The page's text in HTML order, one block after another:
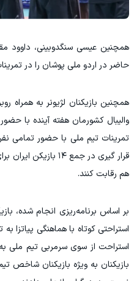
همچنین عیسی سنگدوبینی، داوود
حاضر در اردو ملی پوشان را در
همچنین بازیکنان لژیونر به همراه
والیبال کشورمان هفته آینده با
تمرینات تیم ملی با حضور تمامی
قرار گیری در جمع
هم رقابت کنند.
بر اساس برنامه‌ریزی انجام شده،
استراحتی کوتاه با هماهنگی پیاتزا
استراحت از سوی سرمربی تیم ملی
بازیکنان به ویژه بازیکنان شاخص